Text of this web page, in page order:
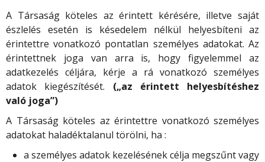
A Társaság köteles az érintett kérésére, illetve saját
észlelés esetén is késedelem nélkül helyesbíteni az
érintettre vonatkozó pontatlan személyes adatokat. Az
érintettnek joga van arra is, hogy figyelemmel az
adatkezelés céljára, kérje a rá vonatkozó személyes
adatok kiegészítését. („az érintett helyesbítéshez
való joga”)
A Társaság köteles az érintettre vonatkozó személyes
adatokat haladéktalanul törölni, ha :
a személyes adatok kezelésének célja megszűnt vagy